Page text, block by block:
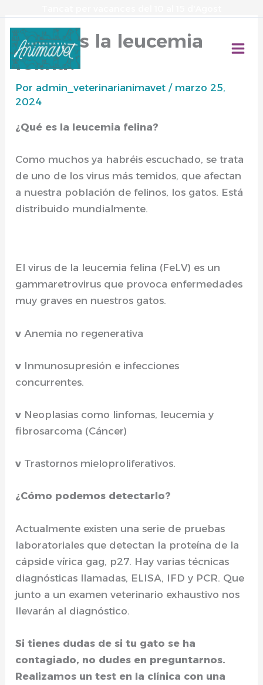
contenido
¿Qué es la leucemia
felina?
Por admin_veterinarianimavet/ marzo 25,
2024
¿Qué es la leucemia felina?
Como muchos ya habréis escuchado, se trata
de uno de los virus más temidos, que afectan
a nuestra población de felinos, los gatos. Está
distribuido mundialmente.
El virus de la leucemia felina (FeLV) es un
gammaretrovirus que provoca enfermedades
muy graves en nuestros gatos.
v Anemia no regenerativa
v Inmunosupresión e infecciones
concurrentes.
v Neoplasias como linfomas, leucemia y
fibrosarcoma (Cáncer)
v Trastornos mieloproliferativos.
¿Cómo podemos detectarlo?
Actualmente existen una serie de pruebas
laboratoriales que detectan la proteína de la
cápside vírica gag, p27. Hay varias técnicas
diagnósticas llamadas, ELISA, IFD y PCR. Que
junto a un examen veterinario exhaustivo nos
llevarán al diagnóstico.
Si tienes dudas de si tu gato se ha
contagiado, no dudes en preguntarnos.
Realizamos un test en la clínica con una